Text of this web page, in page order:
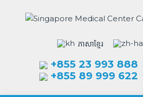
ភាសាខ្មែរ
+855 23 993 888
+855 89 999 622